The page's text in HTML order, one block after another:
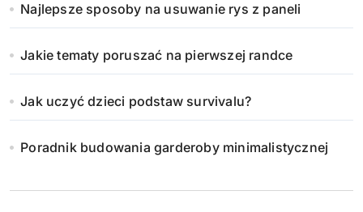
Najlepsze sposoby na usuwanie rys z paneli
Jakie tematy poruszać na pierwszej randce
Jak uczyć dzieci podstaw survivalu?
Poradnik budowania garderoby minimalistycznej